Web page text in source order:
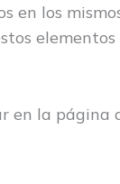
en los
elementos
en la página